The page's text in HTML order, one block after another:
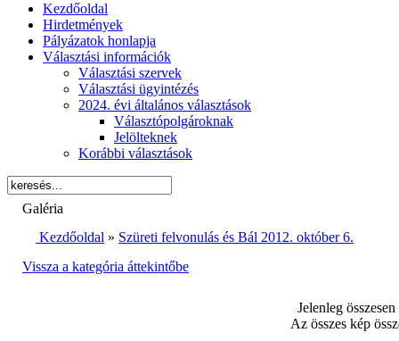
Kezdőoldal
Hirdetmények
Pályázatok honlapja
Választási információk
Választási szervek
Választási ügyintézés
2024. évi általános választások
Választópolgároknak
Jelölteknek
Korábbi választások
Galéria
Kezdőoldal » Szüreti felvonulás és Bál 2012. október 6.
Vissza a kategória áttekintőbe
Jelenleg
Az összes kép